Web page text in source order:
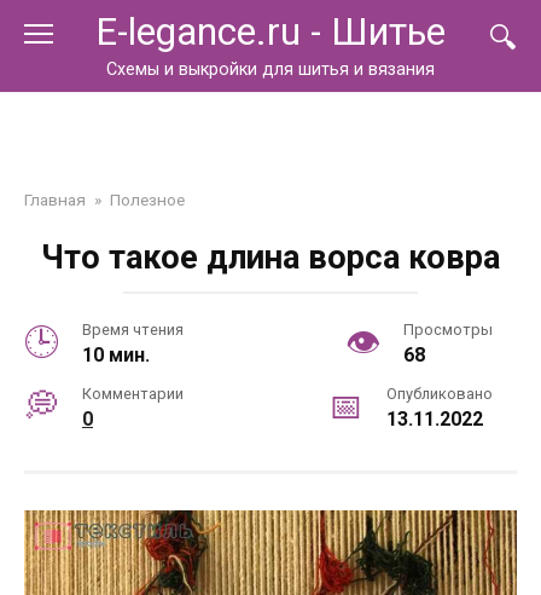
E-legance.ru - Шитье
Схемы и выкройки для шитья и вязания
Главная » Полезное
Что такое длина ворса ковра
Время чтения
10 мин.
Просмотры
68
Комментарии
0
Опубликовано
13.11.2022